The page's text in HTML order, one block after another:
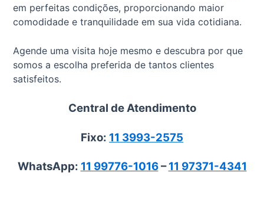
em perfeitas condições, proporcionando maior
comodidade e tranquilidade em sua vida cotidiana.
Agende uma visita hoje mesmo e descubra por que
somos a escolha preferida de tantos clientes
satisfeitos.
Central de Atendimento
Fixo: 11 3993-2575
WhatsApp: 11 99776-1016–11 97371-4341